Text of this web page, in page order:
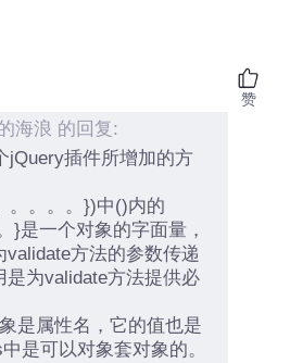
海浪 的回复:
jQuery插件所增加的方
。。。。})中()内的
}是一个对象的字面量，
validate方法的参数传递
是为validate方法提供必
是属性名，它的值也是
是可以对象套对象的。
赞